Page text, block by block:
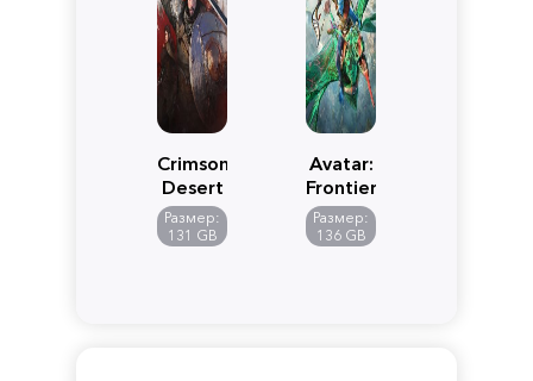
Crimson
Desert
Размер:
131 GB
Avatar:
Frontiers
of
Pandora
Размер:
136 GB